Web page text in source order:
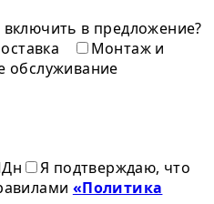
в предложение?
Монтаж и
обслуживание
Я подтверждаю, что
«Политика